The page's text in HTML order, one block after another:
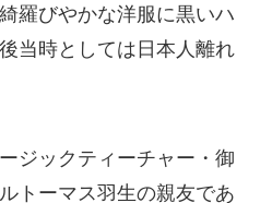
羅びやかな洋服に黒いハ
当時としては日本人離れ
ジックティーチャー・御
トーマス羽生の親友であ